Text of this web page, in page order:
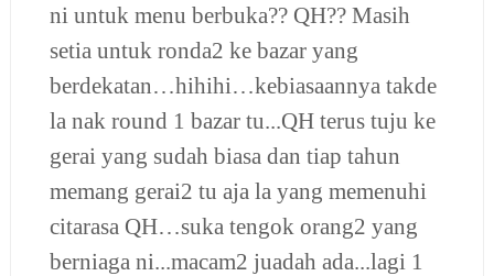
ni untuk menu berbuka?? QH?? Masih
setia untuk ronda2 ke bazar yang
berdekatan…hihihi…kebiasaannya takde
la nak round 1 bazar tu...QH terus tuju ke
gerai yang sudah biasa dan tiap tahun
memang gerai2 tu aja la yang memenuhi
citarasa QH…suka tengok orang2 yang
berniaga ni...macam2 juadah ada...lagi 1